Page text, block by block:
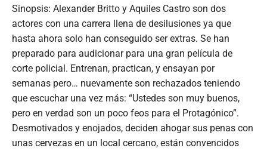
Sinopsis: Alexander Britto y Aquiles Castro son dos
actores con una carrera llena de desilusiones ya que
hasta ahora solo han conseguido ser extras. Se han
preparado para audicionar para una gran película de
corte policial. Entrenan, practican, y ensayan por
semanas pero… nuevamente son rechazados teniendo
que escuchar una vez más: “Ustedes son muy buenos,
pero en verdad son un poco feos para el Protagónico”.
Desmotivados y enojados, deciden ahogar sus penas con
unas cervezas en un local cercano, están convencidos